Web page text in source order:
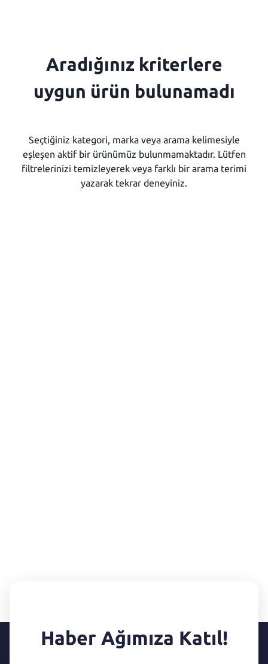
Aradığınız kriterlere
uygun ürün bulunamadı
Seçtiğiniz kategori, marka veya arama kelimesiyle
eşleşen aktif bir ürünümüz bulunmamaktadır. Lütfen
filtrelerinizi temizleyerek veya farklı bir arama terimi
yazarak tekrar deneyiniz.
Haber Ağımıza Katıl!